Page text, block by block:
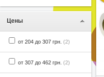
Цены
от 204 до 307 грн. (2)
от 307 до 462 грн. (2)